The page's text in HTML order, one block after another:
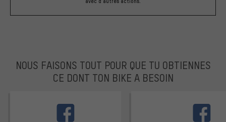
NOUS FAISONS TOUT POUR QUE TU OBTIENNES
CE DONT TON BIKE A BESOIN